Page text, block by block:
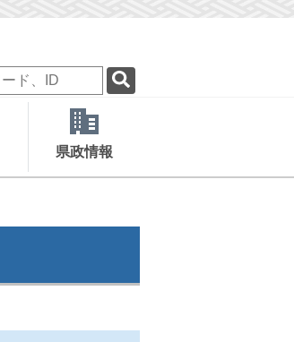
県政情報